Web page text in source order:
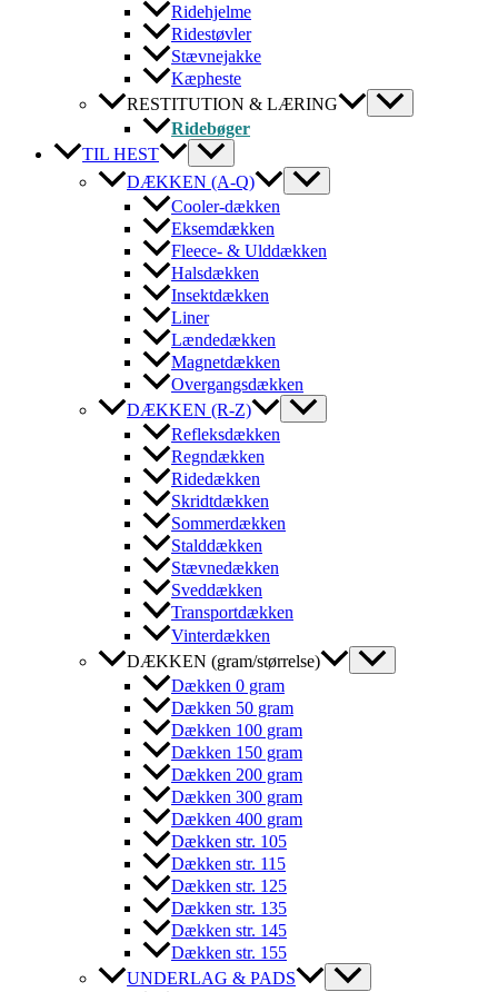
Ridehjelme
Ridestøvler
Stævnejakke
Kæpheste
RESTITUTION & LÆRING
Ridebøger
TIL HEST
DÆKKEN (A-Q)
Cooler-dækken
Eksemdækken
Fleece- & Ulddækken
Halsdækken
Insektdækken
Liner
Lændedækken
Magnetdækken
Overgangsdækken
DÆKKEN (R-Z)
Refleksdækken
Regndækken
Ridedækken
Skridtdækken
Sommerdækken
Stalddækken
Stævnedækken
Sveddækken
Transportdækken
Vinterdækken
DÆKKEN (gram/størrelse)
Dækken 0 gram
Dækken 50 gram
Dækken 100 gram
Dækken 150 gram
Dækken 200 gram
Dækken 300 gram
Dækken 400 gram
Dækken str. 105
Dækken str. 115
Dækken str. 125
Dækken str. 135
Dækken str. 145
Dækken str. 155
UNDERLAG & PADS